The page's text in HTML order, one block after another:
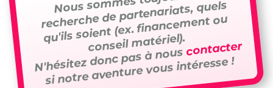
recherche de partenariats, quels
qu'ils soient (ex. financement ou
conseil matériel).
N'hésitez donc pas à nouscontacter
si notre aventure vous intéresse !